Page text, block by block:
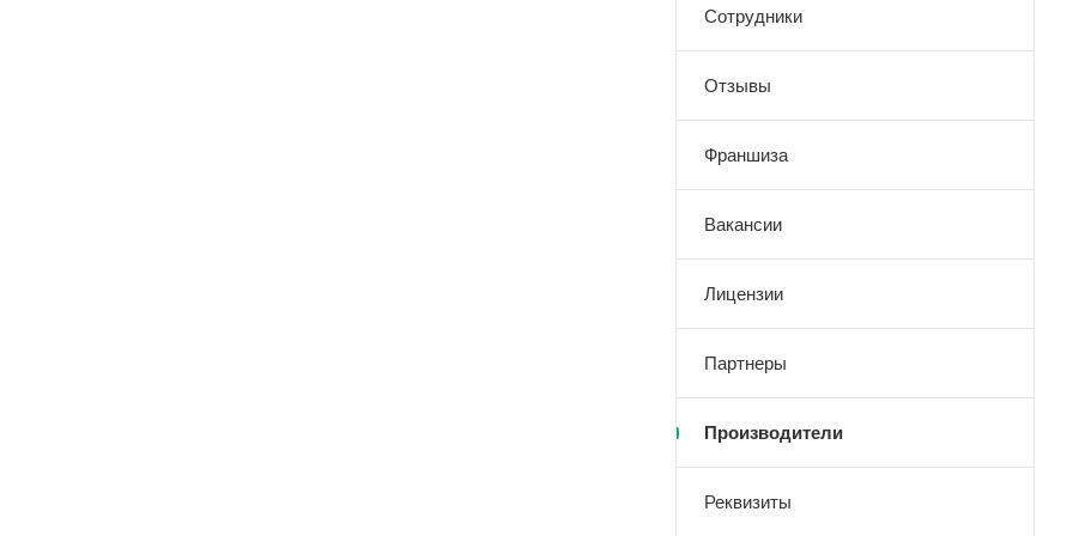
Сотрудники
Отзывы
Франшиза
Вакансии
Лицензии
Партнеры
Производители
Реквизиты